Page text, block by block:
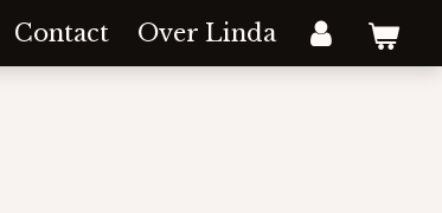
Contact Over Linda